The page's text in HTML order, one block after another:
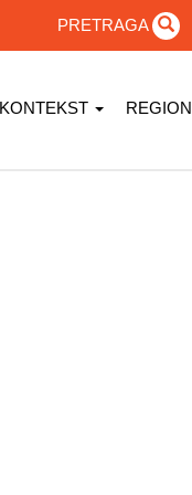
PRETRAGA
KONTEKST REGION